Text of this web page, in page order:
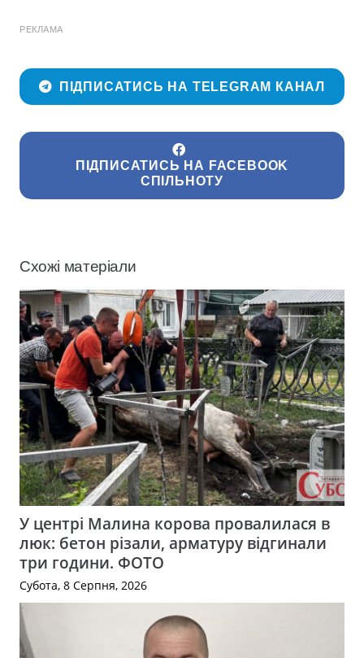
РЕКЛАМА
ПІДПИСАТИСЬ НА TELEGRAM КАНАЛ
ПІДПИСАТИСЬ НА FACEBOOK
СПІЛЬНОТУ
Схожі матеріали
У центрі Малина корова провалилася в
люк: бетон різали, арматуру відгинали
три години. ФОТО
Субота, 8 Серпня, 2026